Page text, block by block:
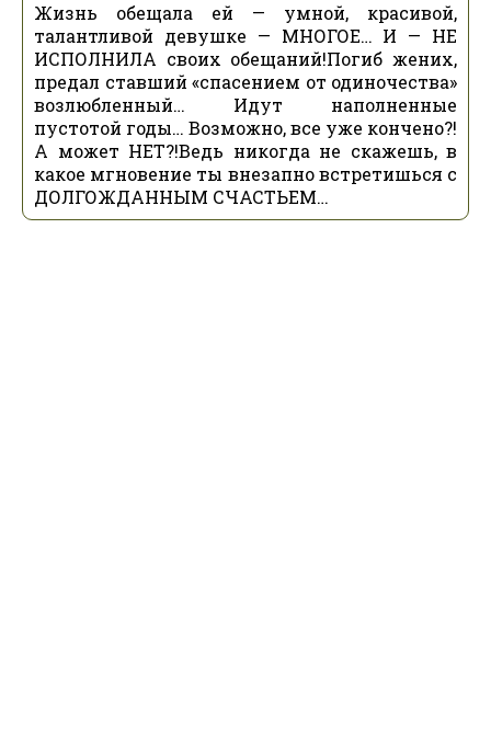
Жизнь обещала ей — умной, красивой,
талантливой девушке — МНОГОЕ… И — НЕ
ИСПОЛНИЛА своих обещаний!Погиб жених,
предал ставший «спасением от одиночества»
возлюбленный… Идут наполненные
пустотой годы… Возможно, все уже кончено?!
А может НЕТ?!Ведь никогда не скажешь, в
какое мгновение ты внезапно встретишься с
ДОЛГОЖДАННЫМ СЧАСТЬЕМ…